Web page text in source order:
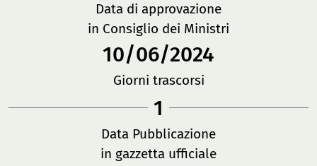
Data di approvazione
in Consiglio dei Ministri
10/06/2024
Giorni trascorsi
1
Data Pubblicazione
in gazzetta ufficiale